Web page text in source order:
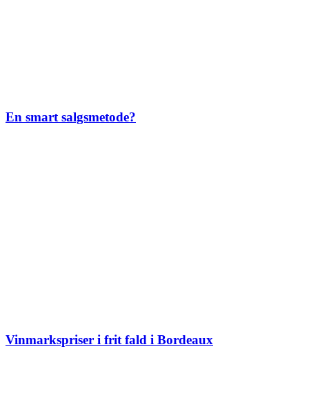
En smart salgsmetode?
Vinmarkspriser i frit fald i Bordeaux